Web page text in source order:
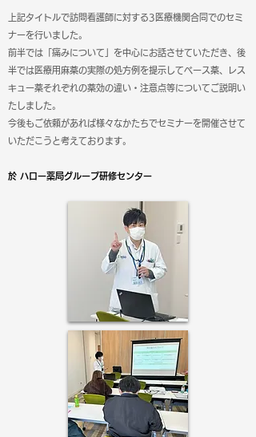
上記タイトルで訪問看護師に対する3医療機関合同でのセミ
ナーを行いました。
前半では「痛みについて」を中心にお話させていただき、後
半では医療用麻薬の実際の処方例を提示してベース薬、レス
キュー薬それぞれの薬効の違い・注意点等についてご説明い
たしました。
今後もご依頼があれば様々なかたちでセミナーを開催させて
いただこうと考えております。
於 ハロー薬局グループ研修センター